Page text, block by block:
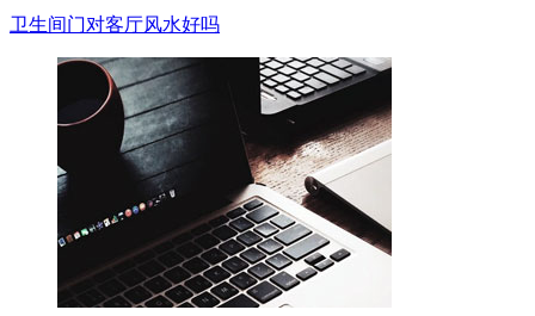
卫生间门对客厅风水好吗